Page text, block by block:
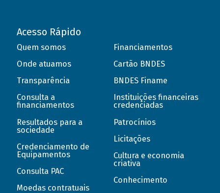
Acesso Rápido
Quem somos
Onde atuamos
Transparência
Consulta a
financiamentos
Resultados para a
sociedade
Credenciamento de
Equipamentos
Consulta PAC
Moedas contratuais
Financiamentos
Cartão BNDES
BNDES Finame
Instituições financeiras
credenciadas
Patrocínios
Licitações
Cultura e economia
criativa
Conhecimento